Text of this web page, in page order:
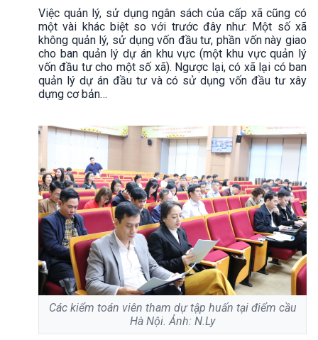
Việc quản lý, sử dụng ngân sách của cấp xã cũng có
một vài khác biệt so với trước đây như: Một số xã
không quản lý, sử dụng vốn đầu tư, phần vốn này giao
cho ban quản lý dự án khu vực (một khu vực quản lý
vốn đầu tư cho một số xã). Ngược lại, có xã lại có ban
quản lý dự án đầu tư và có sử dụng vốn đầu tư xây
dựng cơ bản…
Các kiểm toán viên tham dự tập huấn tại điểm cầu
Hà Nội. Ảnh: N.Ly